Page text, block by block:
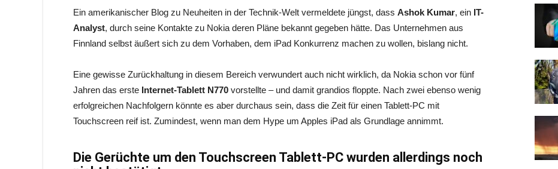
Ein amerikanischer Blog zu Neuheiten in der Technik-Welt vermeldete jüngst, dass Ashok Kumar, ein IT-
Analyst, durch seine Kontakte zu Nokia deren Pläne bekannt gegeben hätte. Das Unternehmen aus
Finnland selbst äußert sich zu dem Vorhaben, dem iPad Konkurrenz machen zu wollen, bislang nicht.
Eine gewisse Zurückhaltung in diesem Bereich verwundert auch nicht wirklich, da Nokia schon vor fünf
Jahren das erste Internet-Tablett N770 vorstellte – und damit grandios floppte. Nach zwei ebenso wenig
erfolgreichen Nachfolgern könnte es aber durchaus sein, dass die Zeit für einen Tablett-PC mit
Touchscreen reif ist. Zumindest, wenn man dem Hype um Apples iPad als Grundlage annimmt.
Die Gerüchte um den Touchscreen Tablett-PC wurden allerdings noch